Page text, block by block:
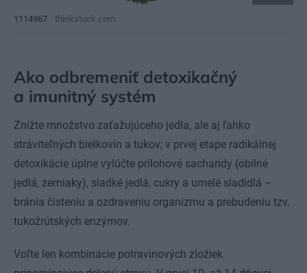
1114967 thinkstock.com
Ako odbremeniť detoxikačný
a imunitný systém
Znížte množstvo zaťažujúceho jedla, ale aj ľahko
stráviteľných bielkovín a tukov; v prvej etape radikálnej
detoxikácie úplne vylúčte prílohové sacharidy (obilné
jedlá, zemiaky), sladké jedlá, cukry a umelé sladidlá –
bránia čisteniu a ozdraveniu organizmu a prebudeniu tzv.
tukožrútských enzýmov.
Voľte len kombinácie potravinových zložiek